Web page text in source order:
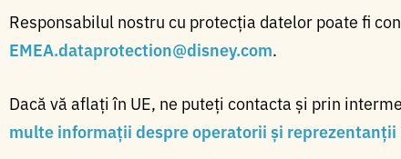
Responsabilul nostru cu protecția datelor poate fi
EMEA.dataprotection@disney.com.
Dacă vă aflați în UE, ne puteți contacta și prin
multe informații despre operatorii și